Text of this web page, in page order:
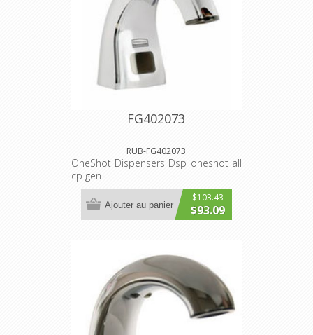
FG402073
RUB-FG402073
OneShot Dispensers Dsp oneshot all
cp gen
$103.43
$93.09
Ajouter au panier